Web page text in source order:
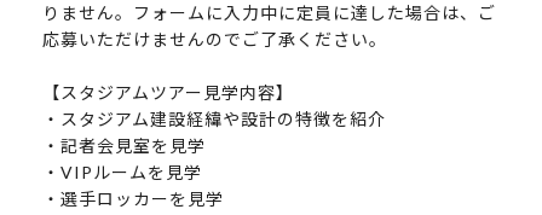
りません。フォームに入力中に定員に達した場合は、ご
応募いただけませんのでご了承ください。
【スタジアムツアー見学内容】
・スタジアム建設経緯や設計の特徴を紹介
・記者会見室を見学
・VIPルームを見学
・選手ロッカーを見学